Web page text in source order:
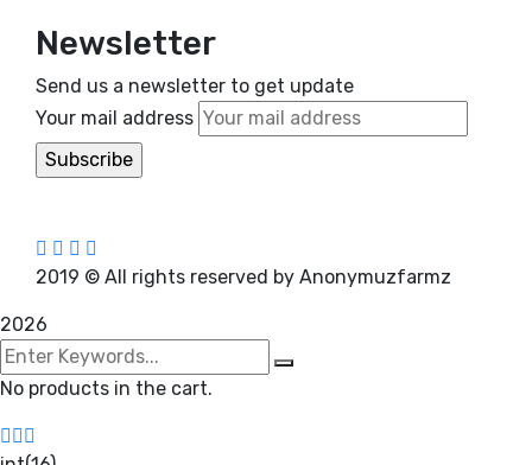
Newsletter
Send us a newsletter to get update
Your mail address
2019 © All rights reserved by Anonymuzfarmz
2026
No products in the cart.